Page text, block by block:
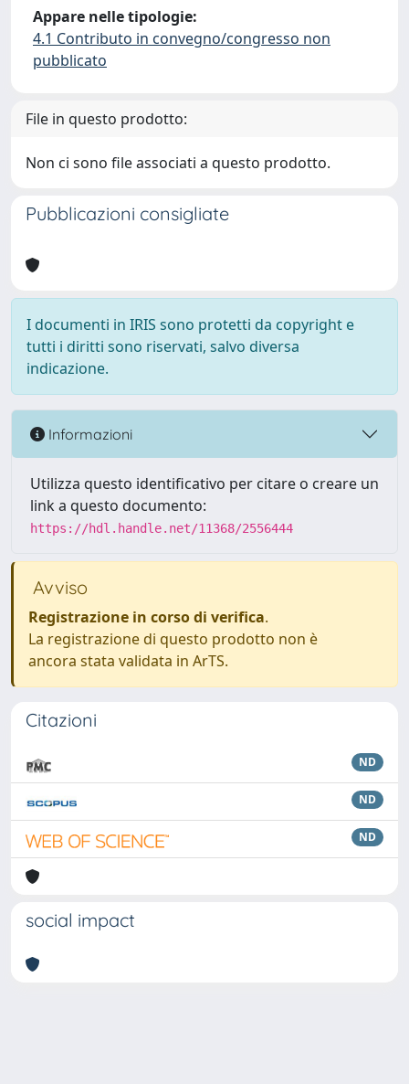
Appare nelle tipologie:
4.1 Contributo in convegno/congresso non
pubblicato
File in questo prodotto:
Non ci sono file associati a questo prodotto.
Pubblicazioni consigliate
I documenti in IRIS sono protetti da copyright e
tutti i diritti sono riservati, salvo diversa
indicazione.
Informazioni
Utilizza questo identificativo per citare o creare un
link a questo documento:
https://hdl.handle.net/11368/2556444
Avviso
Registrazione in corso di verifica.
La registrazione di questo prodotto non è
ancora stata validata in ArTS.
Citazioni
ND
ND
ND
social impact